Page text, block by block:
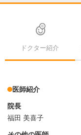
ドクター紹介
医師紹介
院長
福田 美喜子